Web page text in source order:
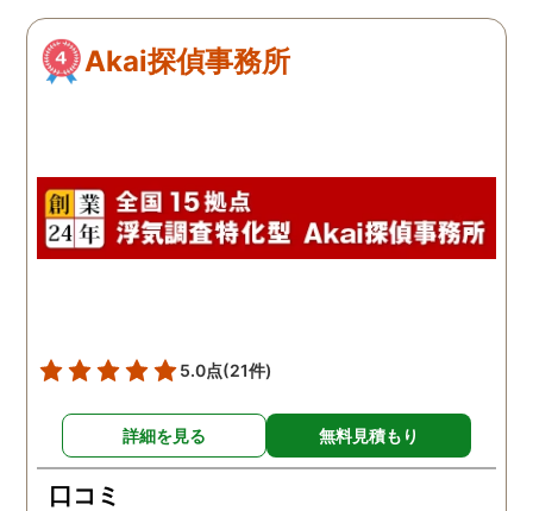
Akai探偵事務所
5.0点(21件)
詳細を見る 無料見積もり
口コミ